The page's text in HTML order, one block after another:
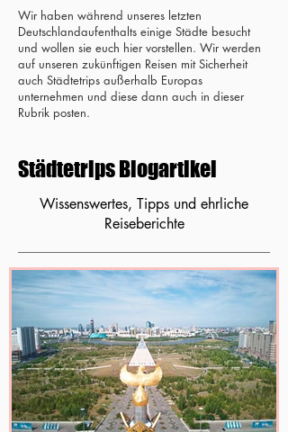
Wir haben während unseres letzten
Deutschlandaufenthalts einige Städte besucht
und wollen sie euch hier vorstellen. Wir werden
auf unseren zukünftigen Reisen mit Sicherheit
auch Städtetrips außerhalb Europas
unternehmen und diese dann auch in dieser
Rubrik posten.
Städtetrips Blogartikel
Wissenswertes, Tipps und ehrliche
Reiseberichte